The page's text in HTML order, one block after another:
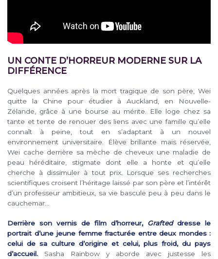
UN CONTE D’HORREUR MODERNE SUR LA
DIFFÉRENCE
Quelques années après la mort tragique de son père, Wei
quitte la Chine pour étudier à Auckland, en Nouvelle-
Zélande, grâce à une bourse au mérite. Elle loge chez sa
tante et tente de renouer des liens avec une famille qu’elle
connaît à peine, tout en s’adaptant à un nouvel
environnement universitaire. Élève brillante mais réservée,
Wei cache derrière sa mèche de cheveux une maladie de
peau héréditaire, stigmate dont elle a honte et qu’elle
cherche à dissimuler à tout prix. Lorsque ses recherches
scientifiques croisent l’héritage laissé par son père et l’intérêt
d’un professeur ambitieux, sa vie bascule peu à peu dans le
cauchemar…
Derrière son vernis de film d’horreur, Grafteddresse le
portrait d’une jeune femme fracturée entre deux mondes :
celui de sa culture d’origine et celui, plus froid, du pays
d’accueil. Sasha Rainbow y aborde avec justesse les